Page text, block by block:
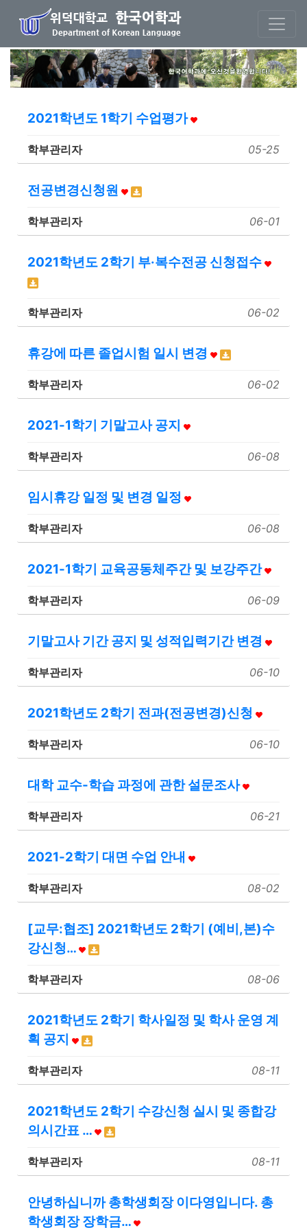
2021학년도 1학기 수업평가
학부관리자 05-25
전공변경신청원
학부관리자 06-01
2021학년도 2학기 부·복수전공 신청접수
학부관리자 06-02
휴강에 따른 졸업시험 일시 변경
학부관리자 06-02
2021-1학기 기말고사 공지
학부관리자 06-08
임시휴강 일정 및 변경 일정
학부관리자 06-08
2021-1학기 교육공동체주간 및 보강주간
학부관리자 06-09
기말고사 기간 공지 및 성적입력기간 변경
학부관리자 06-10
2021학년도 2학기 전과(전공변경)신청
학부관리자 06-10
대학 교수-학습 과정에 관한 설문조사
학부관리자 06-21
2021-2학기 대면 수업 안내
학부관리자 08-02
[교무:협조] 2021학년도 2학기 (예비,본)수
강신청…
학부관리자 08-06
2021학년도 2학기 학사일정 및 학사 운영 계
획 공지
학부관리자 08-11
2021학년도 2학기 수강신청 실시 및 종합강
의시간표 …
학부관리자 08-11
안녕하십니까 총학생회장 이다영입니다. 총
학생회장 장학금…